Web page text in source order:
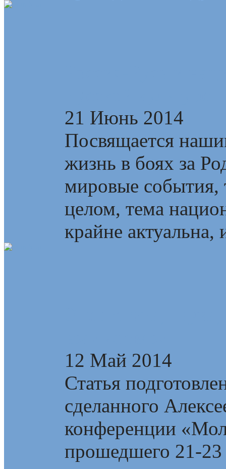
21 Июнь 2014
Посвящается
жизнь в боях за
мировые события,
целом, тема
крайне актуальна,
12 Май 2014
Статья
сделанного
конференции
прошедшего 21-23